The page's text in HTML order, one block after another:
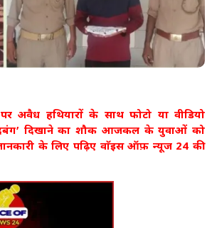
अवैध हथियारों के साथ फोटो या वीडियो
दिखाने का शौक आजकल के युवाओं को
के लिए पढ़िए वाॅइस ऑफ़ न्यूज 24 की